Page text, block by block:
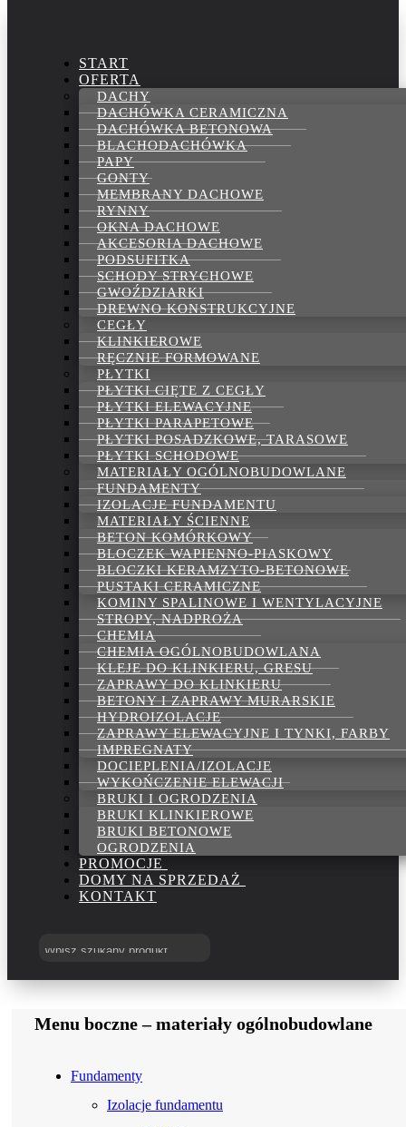
START
OFERTA
DACHY
DACHÓWKA CERAMICZNA
DACHÓWKA BETONOWA
BLACHODACHÓWKA
PAPY
GONTY
MEMBRANY DACHOWE
RYNNY
OKNA DACHOWE
AKCESORIA DACHOWE
PODSUFITKA
SCHODY STRYCHOWE
GWOŹDZIARKI
DREWNO KONSTRUKCYJNE
CEGŁY
KLINKIEROWE
RĘCZNIE FORMOWANE
PŁYTKI
PŁYTKI CIĘTE Z CEGŁY
PŁYTKI ELEWACYJNE
PŁYTKI PARAPETOWE
PŁYTKI POSADZKOWE, TARASOWE
PŁYTKI SCHODOWE
MATERIAŁY OGÓLNOBUDOWLANE
FUNDAMENTY
IZOLACJE FUNDAMENTU
MATERIAŁY ŚCIENNE
BETON KOMÓRKOWY
BLOCZEK WAPIENNO-PIASKOWY
BLOCZKI KERAMZYTO-BETONOWE
PUSTAKI CERAMICZNE
KOMINY SPALINOWE I WENTYLACYJNE
STROPY, NADPROŻA
CHEMIA
CHEMIA OGÓLNOBUDOWLANA
KLEJE DO KLINKIERU, GRESU
ZAPRAWY DO KLINKIERU
BETONY I ZAPRAWY MURARSKIE
HYDROIZOLACJE
ZAPRAWY ELEWACYJNE I TYNKI, FARBY
IMPREGNATY
DOCIEPLENIA/IZOLACJE
WYKOŃCZENIE ELEWACJI
BRUKI I OGRODZENIA
BRUKI KLINKIEROWE
BRUKI BETONOWE
OGRODZENIA
PROMOCJE
DOMY NA SPRZEDAŻ
KONTAKT
Menu boczne – materiały ogólnobudowlane
Fundamenty
Izolacje fundamentu